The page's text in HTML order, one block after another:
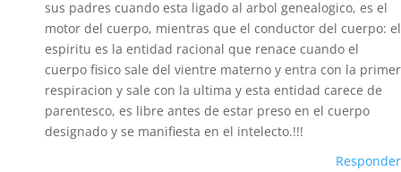
sus padres cuando esta ligado al arbol genealogico, es el
motor del cuerpo, mientras que el conductor del cuerpo: el
espiritu es la entidad racional que renace cuando el
cuerpo fisico sale del vientre materno y entra con la primer
respiracion y sale con la ultima y esta entidad carece de
parentesco, es libre antes de estar preso en el cuerpo
designado y se manifiesta en el intelecto.!!!
Responder